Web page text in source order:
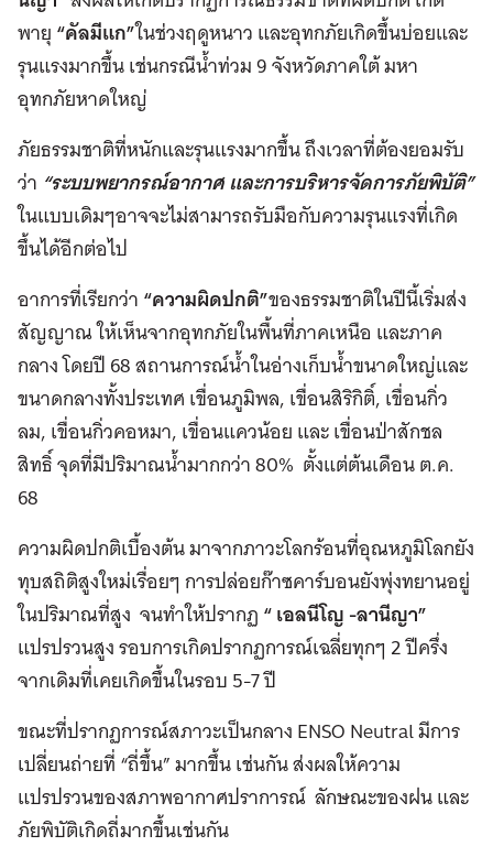
พายุ“คัลมีแก”ในช่วงฤดูหนาว และอุทกภัยเกิดขึ้นบ่อยและ
รุนแรงมากขึ้น เช่นกรณีน้ำท่วม 9 จังหวัดภาคใต้ มหา
อุทกภัยหาดใหญ่
ภัยธรรมชาติที่หนักและรุนแรงมากขึ้น ถึงเวลาที่ต้องยอมรับ
ว่า “ระบบพยากรณ์อากาศ และการบริหารจัดการภัยพิบัติ”
ในแบบเดิมๆอาจจะไม่สามารถรับมือกับความรุนแรงที่เกิด
ขึ้นได้อีกต่อไป
อาการที่เรียกว่า“ความผิดปกติ”ของธรรมชาติในปีนี้เริ่มส่ง
สัญญาณ ให้เห็นจากอุทกภัยในพื้นที่ภาคเหนือ และภาค
กลาง โดยปี 68 สถานการณ์น้ำในอ่างเก็บน้ำขนาดใหญ่และ
ขนาดกลางทั้งประเทศ เขื่อนภูมิพล, เขื่อนสิริกิติ์, เขื่อนกิ่ว
ลม, เขื่อนกิ่วคอหมา, เขื่อนแควน้อย และ เขื่อนป่าสักชล
สิทธิ์ จุดที่มีปริมาณน้ำมากกว่า 80% ตั้งแต่ต้นเดือน ต.ค.
68
ความผิดปกติเบื้องต้น มาจากภาวะโลกร้อนที่อุณหภูมิโลกยัง
ทุบสถิติสูงใหม่เรื่อยๆ การปล่อยก๊าซคาร์บอนยังพุ่งทยานอยู่
ในปริมาณที่สูง จนทำให้ปรากฏ“ เอลนีโญ -ลานีญา”
แปรปรวนสูง รอบการเกิดปรากฏการณ์เฉลี่ยทุกๆ 2 ปีครึ่ง
จากเดิมที่เคยเกิดขึ้นในรอบ 5-7 ปี
ขณะที่ปรากฏการณ์สภาวะเป็นกลาง ENSO Neutral มีการ
เปลี่ยนถ่ายที่ “ถี่ขึ้น” มากขึ้น เช่นกัน ส่งผลให้ความ
แปรปรวนของสภาพอากาศปราการณ์ ลักษณะของฝน และ
ภัยพิบัติเกิดถี่มากขึ้นเช่นกัน